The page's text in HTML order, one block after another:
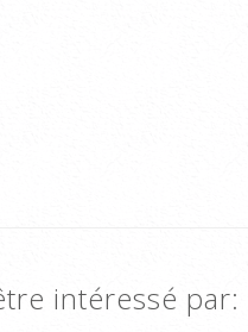
intéressé par: